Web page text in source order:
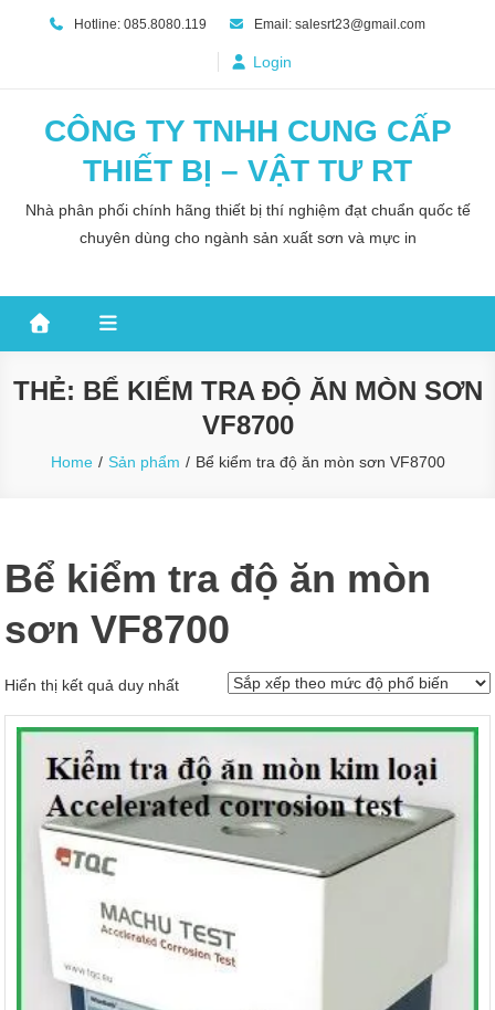
Hotline: 085.8080.119 Email: salesrt23@gmail.com
Login
CÔNG TY TNHH CUNG CẤP
THIẾT BỊ – VẬT TƯ RT
Nhà phân phối chính hãng thiết bị thí nghiệm đạt chuẩn quốc tế
chuyên dùng cho ngành sản xuất sơn và mực in
THẺ: BỂ KIỂM TRA ĐỘ ĂN MÒN SƠN
VF8700
Home Sản phẩm Bể kiểm tra độ ăn mòn sơn VF8700
Bể kiểm tra độ ăn mòn
sơn VF8700
Hiển thị kết quả duy nhất